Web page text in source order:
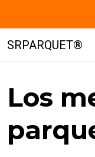
SRPARQUET®
Los